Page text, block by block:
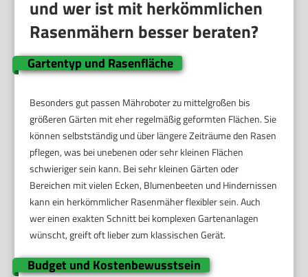
und wer ist mit herkömmlichen
Rasenmähern besser beraten?
Gartentyp und Rasenfläche
Besonders gut passen Mähroboter zu mittelgroßen bis
größeren Gärten mit eher regelmäßig geformten Flächen. Sie
können selbstständig und über längere Zeiträume den Rasen
pflegen, was bei unebenen oder sehr kleinen Flächen
schwieriger sein kann. Bei sehr kleinen Gärten oder
Bereichen mit vielen Ecken, Blumenbeeten und Hindernissen
kann ein herkömmlicher Rasenmäher flexibler sein. Auch
wer einen exakten Schnitt bei komplexen Gartenanlagen
wünscht, greift oft lieber zum klassischen Gerät.
Budget und Kostenbewusstsein